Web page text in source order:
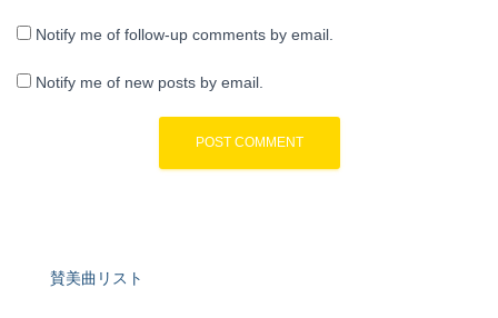
Notify me of follow-up comments by email.
Notify me of new posts by email.
賛美曲リスト